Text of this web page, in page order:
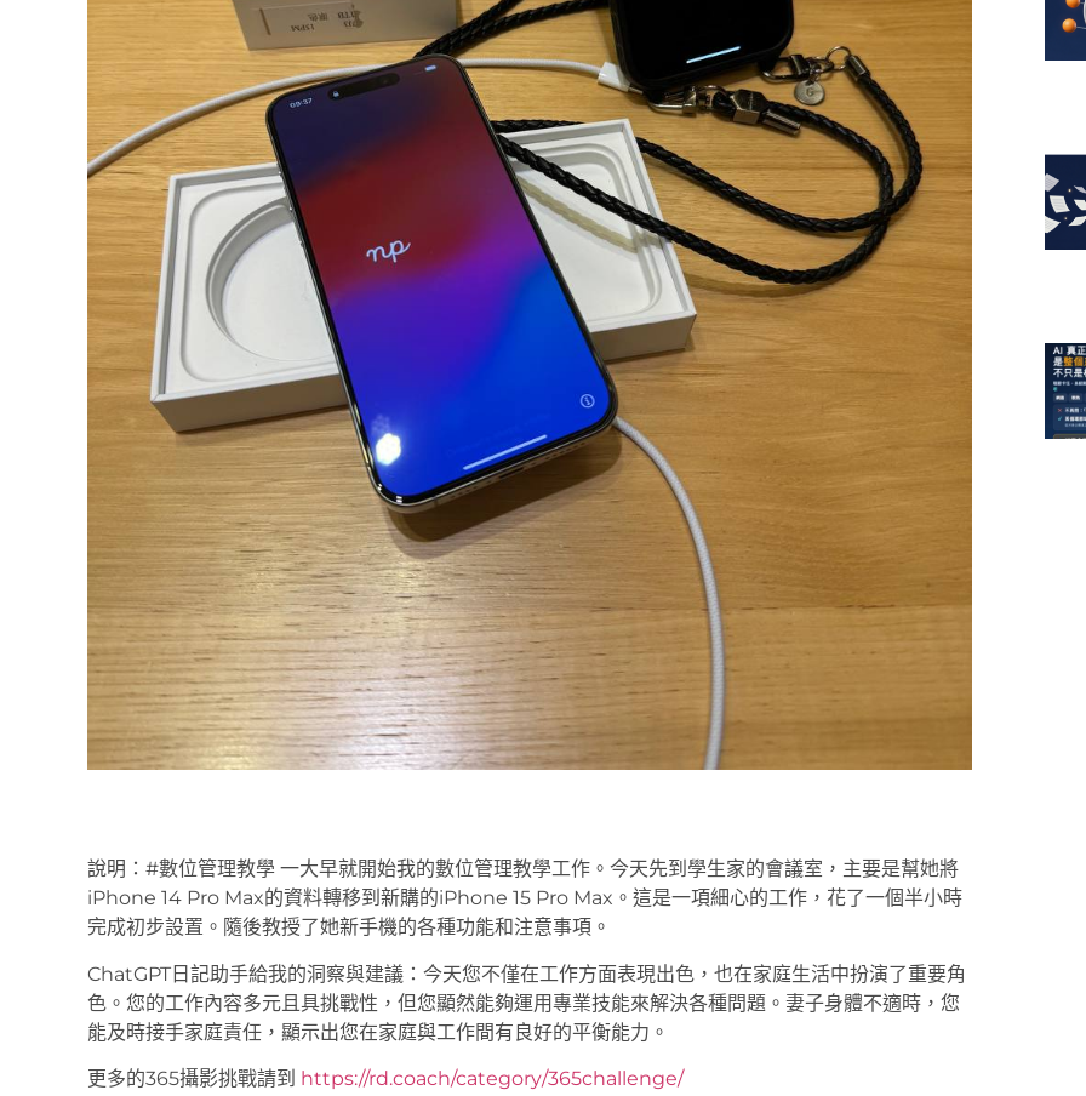
說明：#數位管理教學 一大早就開始我的數位管理教學工作。今天先到學生家的會議室，主要是幫她將
iPhone 14 Pro Max的資料轉移到新購的iPhone 15 Pro Max。這是一項細心的工作，花了一個半小時
完成初步設置。隨後教授了她新手機的各種功能和注意事項。
ChatGPT日記助手給我的洞察與建議：今天您不僅在工作方面表現出色，也在家庭生活中扮演了重要角
色。您的工作內容多元且具挑戰性，但您顯然能夠運用專業技能來解決各種問題。妻子身體不適時，您
能及時接手家庭責任，顯示出您在家庭與工作間有良好的平衡能力。
更多的365攝影挑戰請到 https://rd.coach/category/365challenge/